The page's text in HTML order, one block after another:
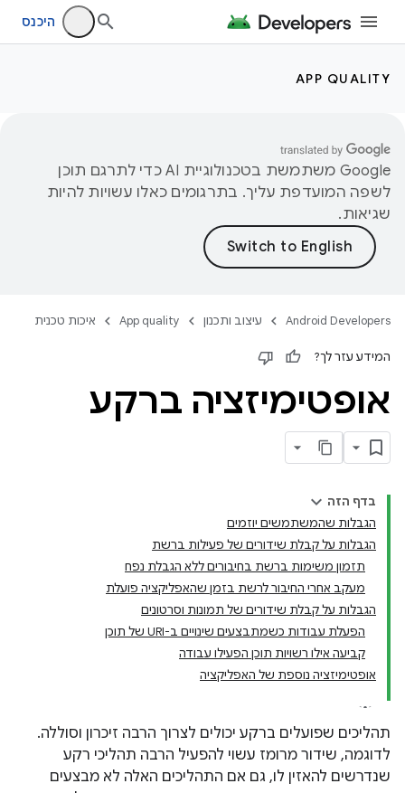
היכנס
APP QUALITY
‫Google משתמשת בטכנולוגיית AI כדי לתרגם תוכן
לשפה המועדפת עליך. בתרגומים כאלו עשויות להיות
שגיאות.
Android Developers עיצוב ותכנון App quality איכות טכנית
המידע עזר לך?
אופטימיזציה ברקע
בדף הזה
הגבלות שהמשתמשים יוזמים
הגבלות על קבלת שידורים של פעילות ברשת
תזמון משימות ברשת בחיבורים ללא הגבלת נפח
מעקב אחרי החיבור לרשת בזמן שהאפליקציה פועלת
הגבלות על קבלת שידורים של תמונות וסרטונים
הפעלת עבודות כשמתבצעים שינויים ב-URI של תוכן
קביעה אילו רשויות תוכן הפעילו עבודה
אופטימיזציה נוספת של האפליקציה
תהליכים שפועלים ברקע יכולים לצרוך הרבה זיכרון וסוללה.
לדוגמה, שידור מרומז עשוי להפעיל הרבה תהליכי רקע
שנדרשים להאזין לו, גם אם התהליכים האלה לא מבצעים